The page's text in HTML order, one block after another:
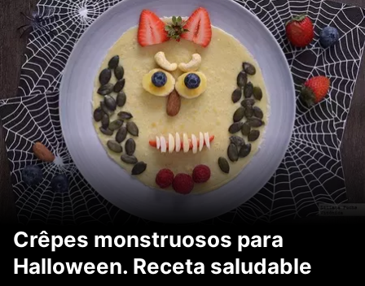
Crêpes monstruosos para
Halloween. Receta saludable